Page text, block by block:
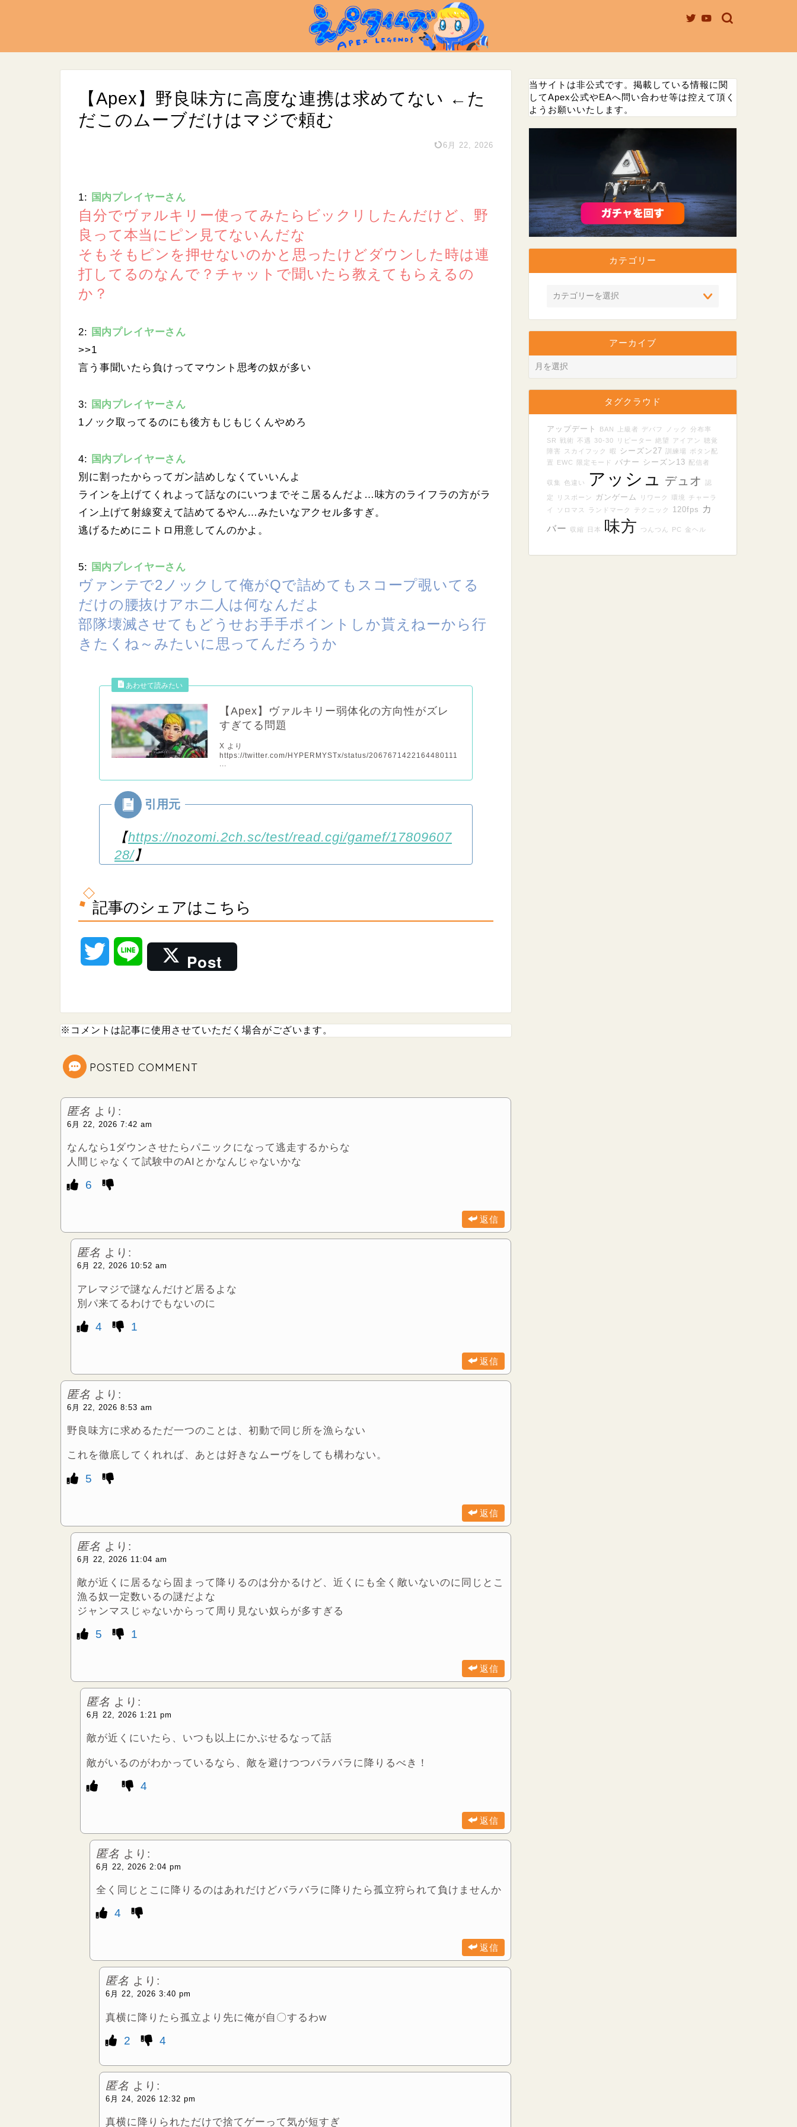
【Apex】野良味方に高度な連携は求めてない ←た
だこのムーブだけはマジで頼む
6月 22, 2026
n
m
u
t
e
d
e
d
:
8
.
2
1: 国内プレイヤーさん
自分でヴァルキリー使ってみたらビックリしたんだけど、野
良って本当にピン見てないんだな
そもそもピンを押せないのかと思ったけどダウンした時は連
打してるのなんで？チャットで聞いたら教えてもらえるの
か？
2: 国内プレイヤーさん
>>1
言う事聞いたら負けってマウント思考の奴が多い
3: 国内プレイヤーさん
1ノック取ってるのにも後方もじもじくんやめろ
4: 国内プレイヤーさん
別に割ったからってガン詰めしなくていいんよ
ラインを上げてくれよって話なのにいつまでそこ居るんだよ…味方のライフラの方がラ
イン上げて射線変えて詰めてるやん…みたいなアクセル多すぎ。
逃げるためにニトロ用意してんのかよ。
5: 国内プレイヤーさん
ヴァンテで2ノックして俺がQで詰めてもスコープ覗いてる
だけの腰抜けアホ二人は何なんだよ
部隊壊滅させてもどうせお手手ポイントしか貰えねーから行
きたくね～みたいに思ってんだろうか
【Apex】ヴァルキリー弱体化の方向性がズレ
すぎてる問題
X より
https://twitter.com/HYPERMYSTx/status/2067671422164480111
【https://nozomi.2ch.sc/test/read.cgi/gamef/17809607
28/】
記事のシェアはこちら
t
t
r
e
Post
※コメントは記事に使用させていただく場合がございます。
POSTED COMMENT
匿名 より:
6月 22, 2026 7:42 am
なんなら1ダウンさせたらパニックになって逃走するからな
人間じゃなくて試験中のAIとかなんじゃないかな
6
返信
匿名 より:
6月 22, 2026 10:52 am
アレマジで謎なんだけど居るよな
別パ来てるわけでもないのに
4 1
返信
匿名 より:
6月 22, 2026 8:53 am
野良味方に求めるただ一つのことは、初動で同じ所を漁らない
これを徹底してくれれば、あとは好きなムーヴをしても構わない。
5
返信
匿名 より:
6月 22, 2026 11:04 am
敵が近くに居るなら固まって降りるのは分かるけど、近くにも全く敵いないのに同じとこ
漁る奴一定数いるの謎だよな
ジャンマスじゃないからって周り見ない奴らが多すぎる
5 1
返信
匿名 より:
6月 22, 2026 1:21 pm
敵が近くにいたら、いつも以上にかぶせるなって話
敵がいるのがわかっているなら、敵を避けつつバラバラに降りるべき！
4
返信
匿名 より:
6月 22, 2026 2:04 pm
全く同じとこに降りるのはあれだけどバラバラに降りたら孤立狩られて負けませんか
4
返信
匿名 より:
6月 22, 2026 3:40 pm
真横に降りたら孤立より先に俺が自〇するわw
2 4
匿名 より:
6月 24, 2026 12:32 pm
真横に降りられただけで捨てゲーって気が短すぎ
当サイトは非公式です。掲載している情報に関
してApex公式やEAへ問い合わせ等は控えて頂く
ようお願いいたします。
カテゴリー
アーカイブ
タグクラウド
アップデート BAN 上級者 デバフ ノック
分布率
SR 戦術 不遇 30-30 リピーター 絶望 アイアン
聴覚
障害
スカイフック 暇 シーズン27 訓練場
ボタン配
置
EWC 限定モード バナー シーズン13 配信者
収集 色違い アッシュ デュオ 認
定 リスポーン ガンゲーム リワーク 環境
チャーラ
イ
ソロマス ランドマーク テクニック 120fps
カ
バー
収縮 日本 味方 つんつん PC 金ヘル